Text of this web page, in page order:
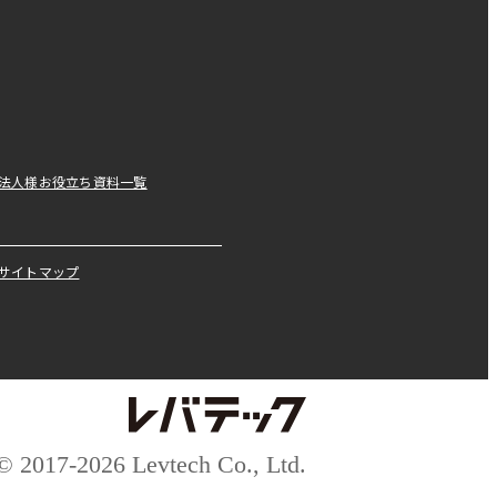
人様お役立ち資料一覧
イトマップ
2017-2026 Levtech Co., Ltd.